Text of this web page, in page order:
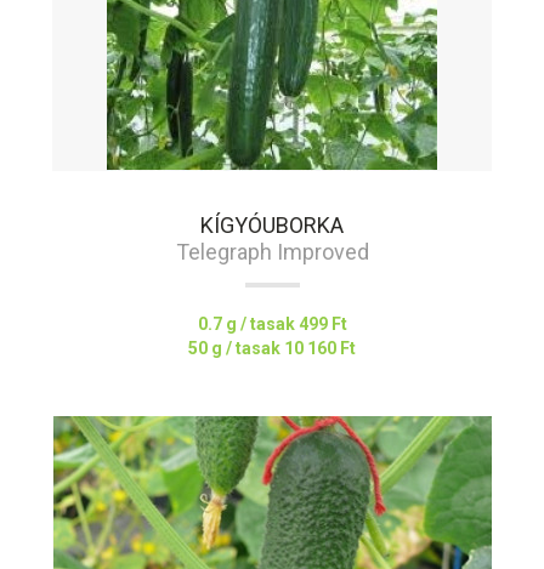
KÍGYÓUBORKA
Telegraph Improved
0.7 g / tasak 499 Ft
50 g / tasak 10 160 Ft